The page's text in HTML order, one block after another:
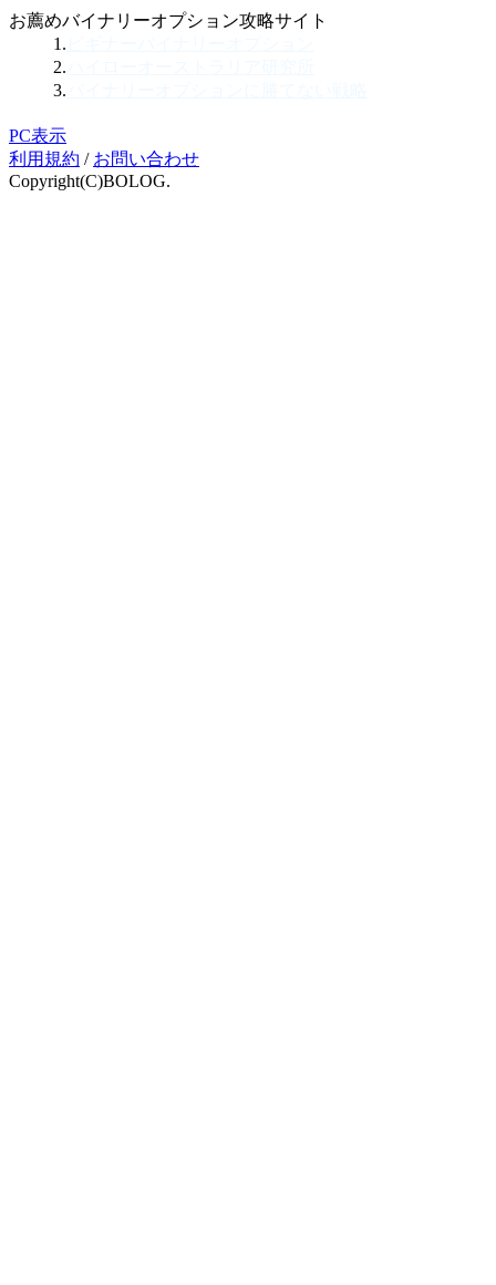
お薦めバイナリーオプション攻略サイト
1.
2.
3.
PC表示
利用規約 / お問い合わせ
Copyright(C)BOLOG.